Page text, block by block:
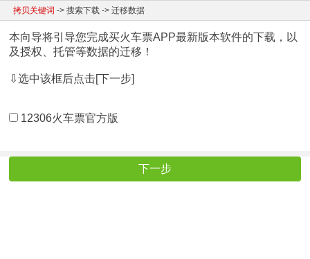
拷贝关键词 -> 搜索下载 -> 迁移数据
本向导将引导您完成买火车票APP最新版本软件的下载，以
及授权、托管等数据的迁移！
⇩选中该框后点击[下一步]
12306火车票官方版
下一步